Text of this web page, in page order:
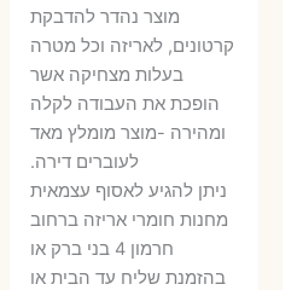
מוצר נהדר להדבקת
קרטונים, לאריזה וכל מטרה
בעלות מצחיקה אשר
הופכת את העבודה לקלה
ומהירה -מוצר מומלץ מאד
לעוברים דירה.
ניתן להגיע לאסוף עצמאית
מחנות חומרי אריזה ברחוב
חרמון 4 בני ברק או
בהזמנת שליח עד הבית או